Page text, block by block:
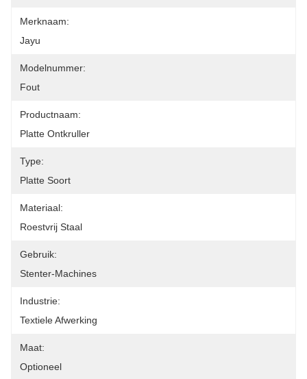
Merknaam:
Jayu
Modelnummer:
Fout
Productnaam:
Platte Ontkruller
Type:
Platte Soort
Materiaal:
Roestvrij Staal
Gebruik:
Stenter-Machines
Industrie:
Textiele Afwerking
Maat:
Optioneel